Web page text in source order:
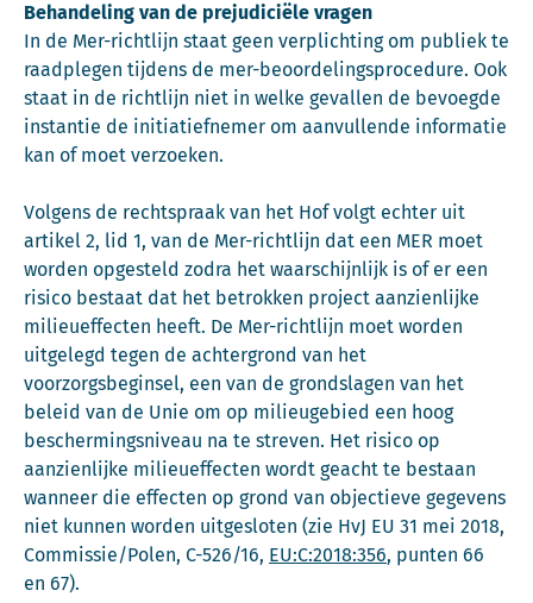
Behandeling van de prejudiciële vragen
In de Mer-richtlijn staat geen verplichting om publiek te
raadplegen tijdens de mer-beoordelingsprocedure. Ook
staat in de richtlijn niet in welke gevallen de bevoegde
instantie de initiatiefnemer om aanvullende informatie
kan of moet verzoeken.
Volgens de rechtspraak van het Hof volgt echter uit
artikel 2, lid 1, van de Mer-richtlijn dat een MER moet
worden opgesteld zodra het waarschijnlijk is of er een
risico bestaat dat het betrokken project aanzienlijke
milieueffecten heeft. De Mer-richtlijn moet worden
uitgelegd tegen de achtergrond van het
voorzorgsbeginsel, een van de grondslagen van het
beleid van de Unie om op milieugebied een hoog
beschermingsniveau na te streven. Het risico op
aanzienlijke milieueffecten wordt geacht te bestaan
wanneer die effecten op grond van objectieve gegevens
niet kunnen worden uitgesloten (zie HvJ EU 31 mei 2018,
Commissie/Polen, C-526/16, EU:C:2018:356, punten 66
en 67).